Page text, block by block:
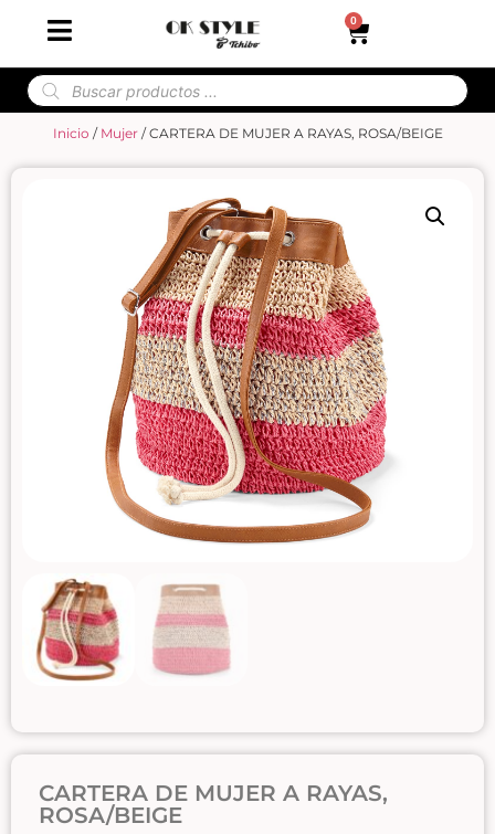
0
Inicio / Mujer/ CARTERA DE MUJER A RAYAS, ROSA/BEIGE
CARTERA DE MUJER A RAYAS,
ROSA/BEIGE